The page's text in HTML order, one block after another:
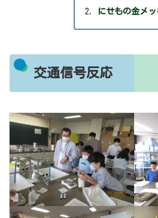
にせもの金メッ
交通信号反応